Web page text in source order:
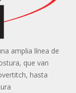
amplia línea de
que van
hasta